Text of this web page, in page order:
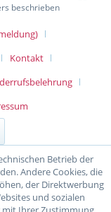
beschrieben
Kontakt
Betrieb der
Andere Cookies, die
der Direktwerbung
und sozialen